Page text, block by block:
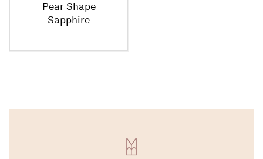
Pear Shape
Sapphire